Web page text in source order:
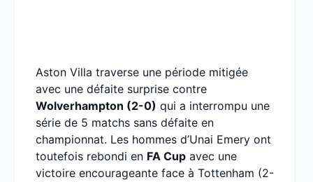
Aston Villa traverse une période mitigée
avec une défaite surprise contre
Wolverhampton (2-0) qui a interrompu une
série de 5 matchs sans défaite en
championnat. Les hommes d’Unai Emery ont
toutefois rebondi en FA Cup avec une
victoire encourageante face à Tottenham (2-